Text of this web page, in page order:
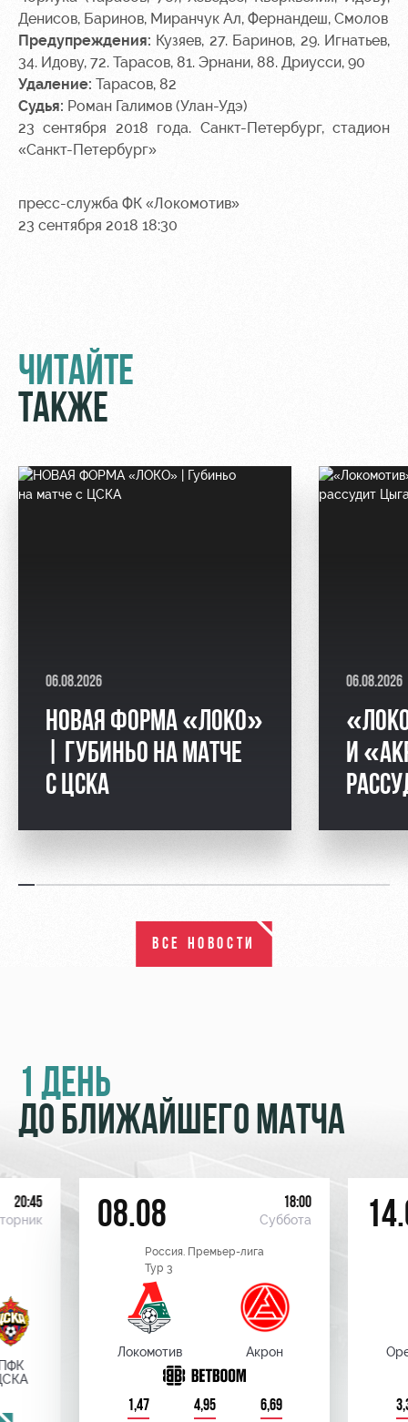
Денисов, Баринов, Миранчук Ал, Фернандеш, Смолов
Предупреждения: Кузяев, 27. Баринов, 29. Игнатьев,
34. Идову, 72. Тарасов, 81. Эрнани, 88. Дриусси, 90
Удаление: Тарасов, 82
Судья: Роман Галимов (Улан-Удэ)
23 сентября 2018 года. Санкт-Петербург, стадион
«Санкт-Петербург»
пресс-служба ФК «Локомотив»
23 сентября 2018 18:30
ЧИТАЙТЕ
ТАКЖЕ
06.08.2026
НОВАЯ ФОРМА «ЛОКО»
| ГУБИНЬО НА МАТЧЕ
С ЦСКА
06.08.2026
И
ВСЕ НОВОСТИ
1 ДЕНЬ
ДО БЛИЖАЙШЕГО МАТЧА
20:45 08.08 18:00
Суббота
Россия. Премьер-лига
Тур 3
Локомотив Акрон
1,47 4,95 6,69